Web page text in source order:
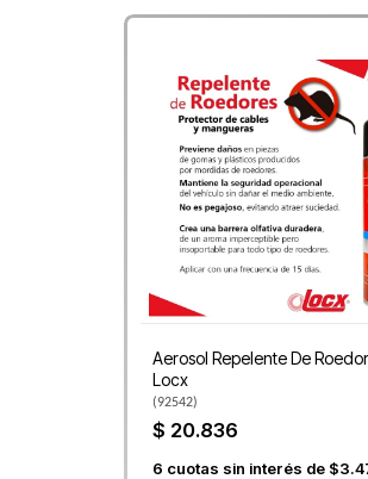
Aerosol Repelente De
Locx
(92542)
$ 20.836
6 cuotas sin interés de